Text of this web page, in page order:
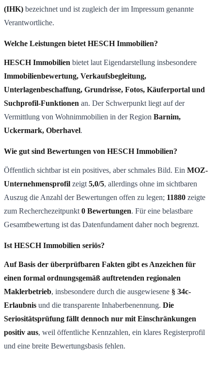
(IHK) bezeichnet und ist zugleich der im Impressum genannte
Verantwortliche.
Welche Leistungen bietet HESCH Immobilien?
HESCH Immobilien bietet laut Eigendarstellung insbesondere
Immobilienbewertung, Verkaufsbegleitung,
Unterlagenbeschaffung, Grundrisse, Fotos, Käuferportal und
Suchprofil-Funktionen an. Der Schwerpunkt liegt auf der
Vermittlung von Wohnimmobilien in der Region Barnim,
Uckermark, Oberhavel.
Wie gut sind Bewertungen von HESCH Immobilien?
Öffentlich sichtbar ist ein positives, aber schmales Bild. Ein MOZ-
Unternehmensprofil zeigt 5,0/5, allerdings ohne im sichtbaren
Auszug die Anzahl der Bewertungen offen zu legen; 11880 zeigte
zum Recherchezeitpunkt 0 Bewertungen. Für eine belastbare
Gesamtbewertung ist das Datenfundament daher noch begrenzt.
Ist HESCH Immobilien seriös?
Auf Basis der überprüfbaren Fakten gibt es Anzeichen für
einen formal ordnungsgemäß auftretenden regionalen
Maklerbetrieb, insbesondere durch die ausgewiesene § 34c-
Erlaubnis und die transparente Inhaberbenennung. Die
Seriositätsprüfung fällt dennoch nur mit Einschränkungen
positiv aus, weil öffentliche Kennzahlen, ein klares Registerprofil
und eine breite Bewertungsbasis fehlen.